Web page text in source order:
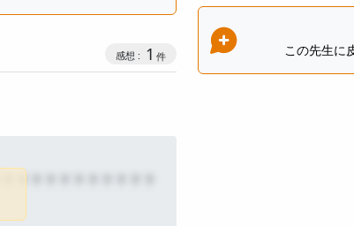
この先生に
感想投稿数
1